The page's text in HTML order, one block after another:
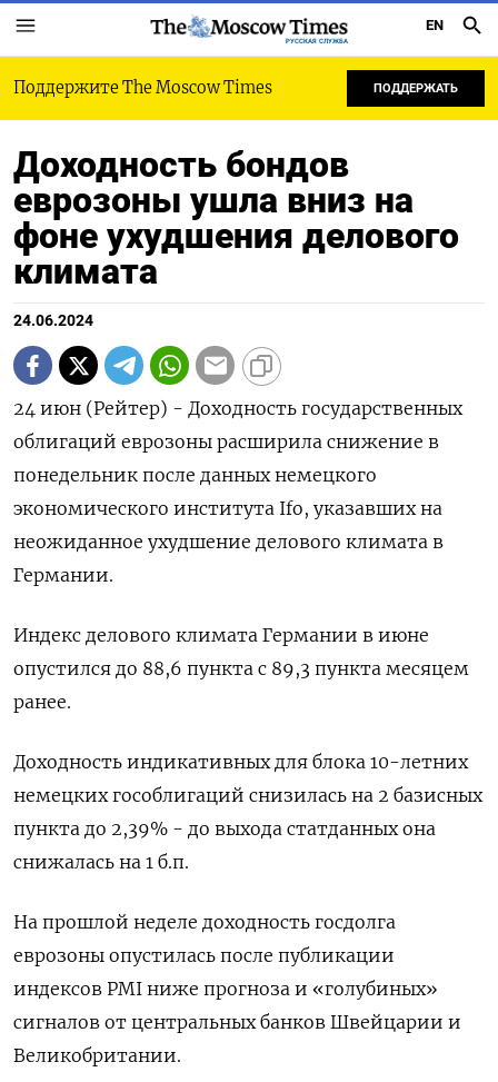
РУССКАЯ СЛУЖБА
EN
Поддержите The Moscow Times ПОДДЕРЖАТЬ
Доходность бондов
еврозоны ушла вниз на
фоне ухудшения делового
климата
24.06.2024
24 июн (Рейтер) - Доходность государственных
облигаций еврозоны расширила снижение в
понедельник после данных немецкого
экономического института Ifo, указавших на
неожиданное ухудшение делового климата в
Германии.
Индекс делового климата Германии в июне
опустился до 88,6 пункта с 89,3 пункта месяцем
ранее.
Доходность индикативных для блока 10-летних
немецких гособлигаций снизилась на 2 базисных
пункта до 2,39% - до выхода статданных она
снижалась на 1 б.п.
На прошлой неделе доходность госдолга
еврозоны опустилась после публикации
индексов PMI ниже прогноза и «голубиных»
сигналов от центральных банков Швейцарии и
Великобритании.